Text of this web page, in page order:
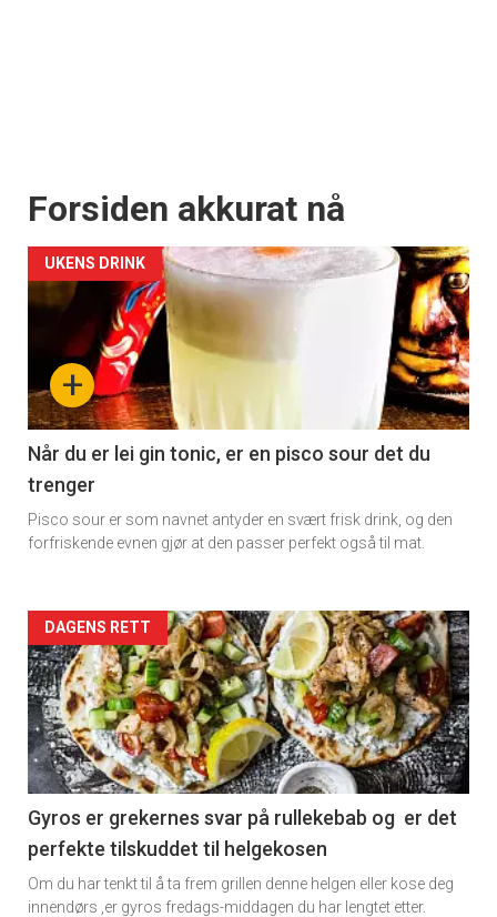
Forsiden akkurat nå
+
UKENS DRINK
Når du er lei gin tonic, er en pisco sour det du
trenger
Pisco sour er som navnet antyder en svært frisk drink, og den
forfriskende evnen gjør at den passer perfekt også til mat.
Forsiden
akkurat
nå
-
2
DAGENS RETT
Gyros er grekernes svar på rullekebab og er det
perfekte tilskuddet til helgekosen
Om du har tenkt til å ta frem grillen denne helgen eller kose deg
innendørs ,er gyros fredags-middagen du har lengtet etter.